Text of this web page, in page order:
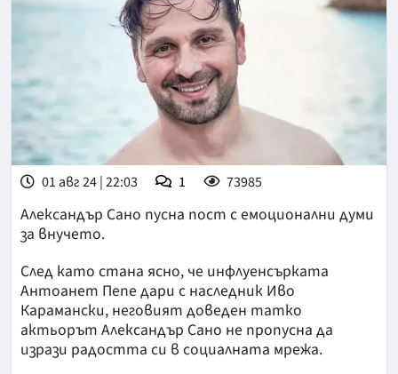
01 авг 24 | 22:03 1 73985
Александър Сано пусна пост с емоционални думи
за внучето.
След като стана ясно, че инфлуенсърката
Антоанет Пепе дари с наследник Иво
Карамански, неговият доведен татко
актьорът Александър Сано не пропусна да
изрази радостта си в социалната мрежа.